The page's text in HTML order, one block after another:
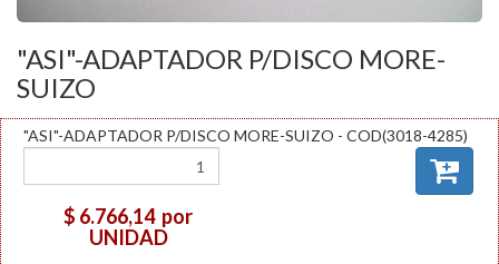
"ASI"-ADAPTADOR P/DISCO MORE-
SUIZO
"ASI"-ADAPTADOR P/DISCO MORE-SUIZO - COD(3018-4285)
$ 6.766,14 por
UNIDAD